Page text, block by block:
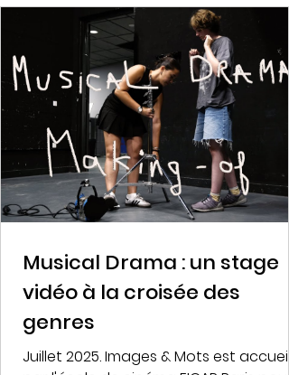
Musical Drama : un stage
vidéo à la croisée des
genres
Juillet 2025. Images & Mots est